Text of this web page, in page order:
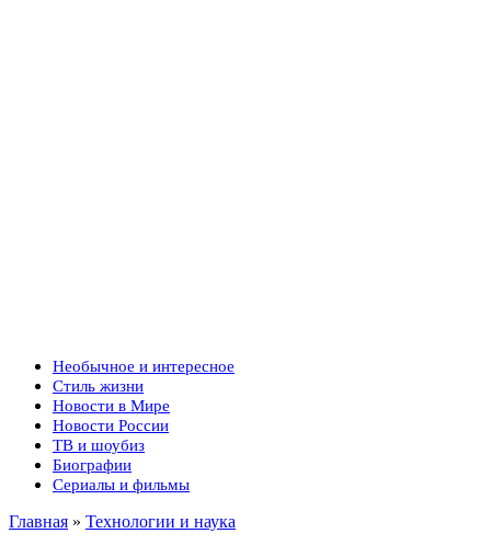
Необычное и интересное
Стиль жизни
Новости в Мире
Новости России
ТВ и шоубиз
Биографии
Сериалы и фильмы
Главная » Технологии и наука